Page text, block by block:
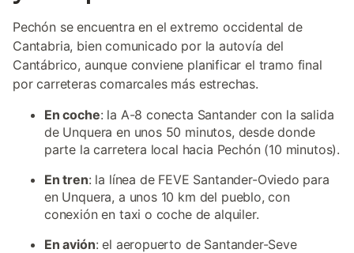
Pechón se encuentra en el extremo occidental de
Cantabria, bien comunicado por la autovía del
Cantábrico, aunque conviene planificar el tramo final
por carreteras comarcales más estrechas.
En coche: la A-8 conecta Santander con la salida
de Unquera en unos 50 minutos, desde donde
parte la carretera local hacia Pechón (10 minutos).
En tren: la línea de FEVE Santander-Oviedo para
en Unquera, a unos 10 km del pueblo, con
conexión en taxi o coche de alquiler.
En avión: el aeropuerto de Santander-Seve